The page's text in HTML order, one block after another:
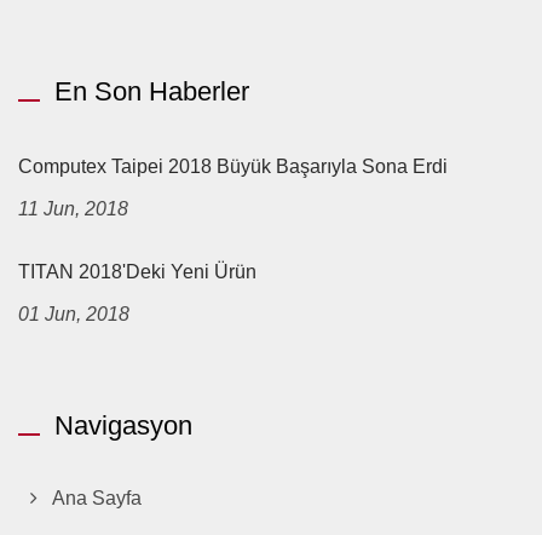
En Son Haberler
Computex Taipei 2018 Büyük Başarıyla Sona Erdi
11 Jun, 2018
TITAN 2018'deki Yeni Ürün
01 Jun, 2018
Navigasyon
Ana Sayfa